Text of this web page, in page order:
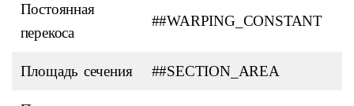
Постоянная
перекоса
##WARPING_CONSTANT
Площадь сечения ##SECTION_AREA